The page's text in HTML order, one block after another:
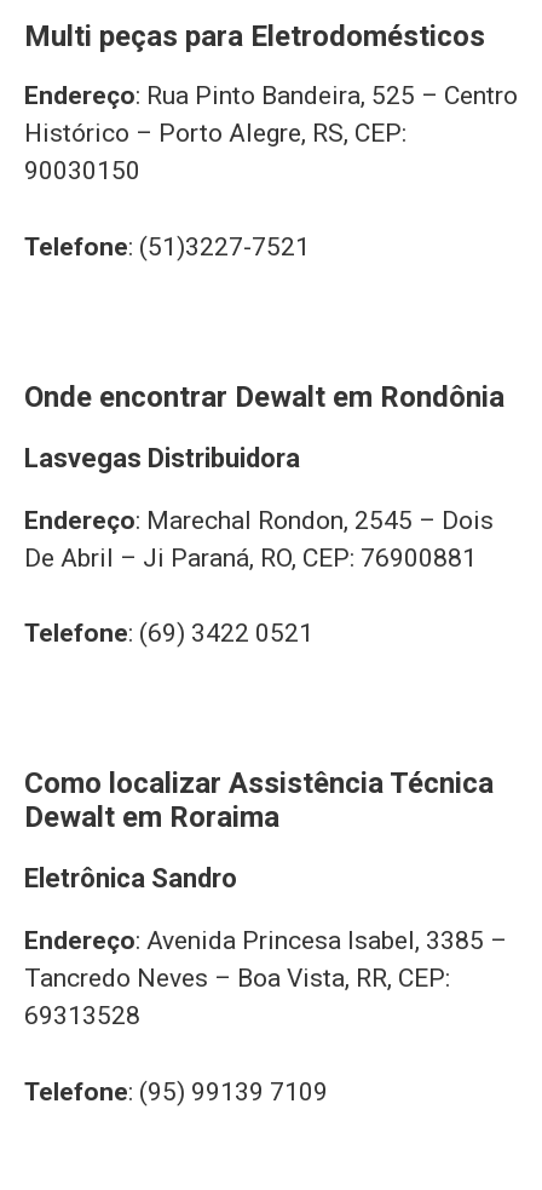
Multi peças para Eletrodomésticos
Endereço: Rua Pinto Bandeira, 525 – Centro
Histórico – Porto Alegre, RS, CEP:
90030150
Telefone: (51)3227-7521
Onde encontrar Dewalt em Rondônia
Lasvegas Distribuidora
Endereço: Marechal Rondon, 2545 – Dois
De Abril – Ji Paraná, RO, CEP: 76900881
Telefone: (69) 3422 0521
Como localizar Assistência Técnica
Dewalt em Roraima
Eletrônica Sandro
Endereço: Avenida Princesa Isabel, 3385 –
Tancredo Neves – Boa Vista, RR, CEP:
69313528
Telefone: (95) 99139 7109